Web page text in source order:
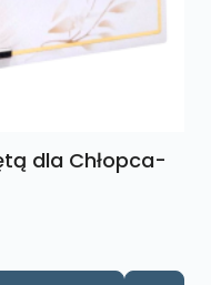
dla Chłopca-